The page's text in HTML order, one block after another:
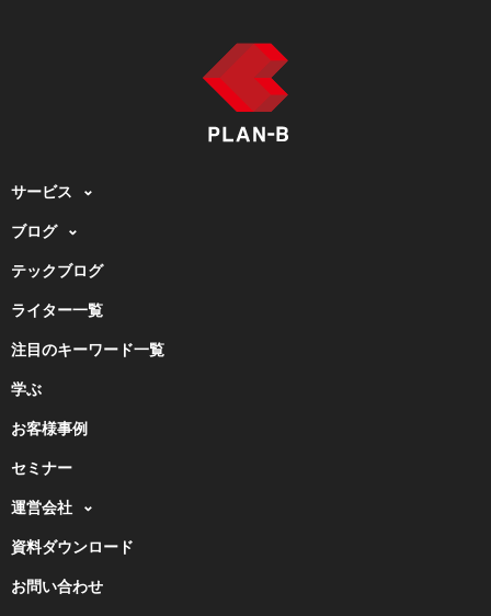
サービス
ブログ
テックブログ
ライター一覧
注目のキーワード一覧
学ぶ
お客様事例
セミナー
運営会社
資料ダウンロード
お問い合わせ